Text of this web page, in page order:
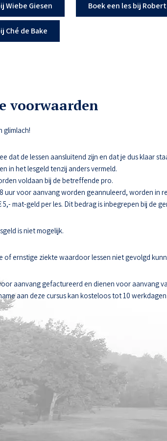
Wiebe Giesen Boek een les bij
Ché de Bake
voorwaarden
glimlach!
dat de lessen aansluitend zijn en dat je dus klaar
in het lesgeld tenzij anders vermeld.
voldaan bij de betreffende pro.
uur voor aanvang worden geannuleerd, worden in
mat-geld per les. Dit bedrag is inbegrepen bij de
is niet mogelijk.
of ernstige ziekte waardoor lessen niet gevolgd
aanvang gefactureerd en dienen voor aanvang
aan deze cursus kan kosteloos tot 10